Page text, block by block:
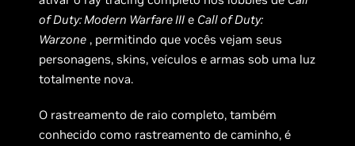
of Duty: Modern Warfare III e Call of Duty:
Warzone , permitindo que vocês vejam seus
personagens, skins, veículos e armas sob uma luz
totalmente nova.
O rastreamento de raio completo, também
conhecido como rastreamento de caminho, é